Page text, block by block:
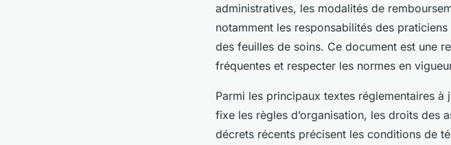
administratives, les modalités de
notamment les responsabilités des
des feuilles de soins. Ce document est une
fréquentes et respecter les normes en
Parmi les principaux textes réglementaires
fixe les règles d’organisation, les droits des
décrets récents précisent les conditions de